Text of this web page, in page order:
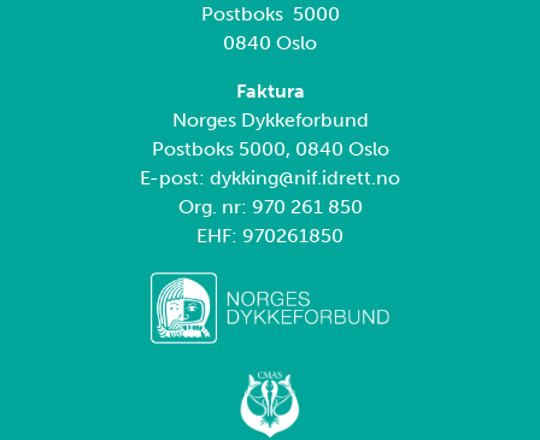
Postboks 5000
0840 Oslo
Faktura
Norges Dykkeforbund
Postboks 5000, 0840 Oslo
E-post: dykking@nif.idrett.no
Org. nr: 970 261 850
EHF: 970261850